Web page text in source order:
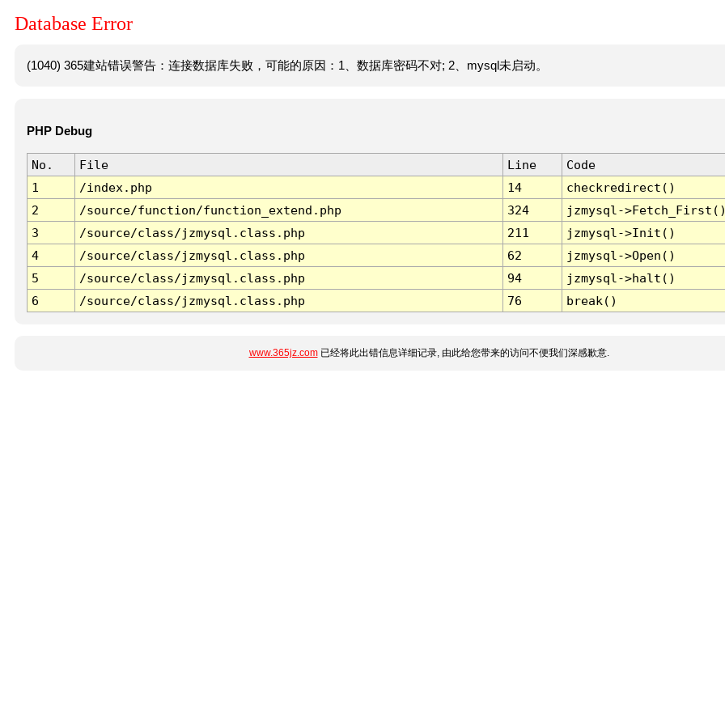
Database Error
(1040) 365建站错误警告：连接数据库失败，可能的原因：1、数据库密码不对; 2、mysql未启动。
PHP Debug
No. File Line
Code
1
/index.php 14
checkredirect()
2
/source/function/function_extend.php 324
jzmysql-
3
/source/class/jzmysql.class.php 211
jzmysql->Init()
4
/source/class/jzmysql.class.php 62
jzmysql->Open()
5
/source/class/jzmysql.class.php 94
jzmysql->halt()
6
/source/class/jzmysql.class.php 76 break()
www.365jz.com已经将此出错信息详细记录, 由此给您带来的访问不便我们深感歉意.